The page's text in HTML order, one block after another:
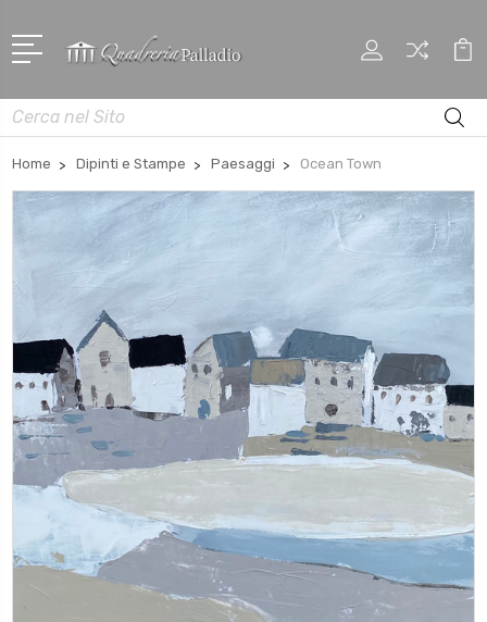
Cerca
Home Dipinti e Stampe Paesaggi Ocean Town